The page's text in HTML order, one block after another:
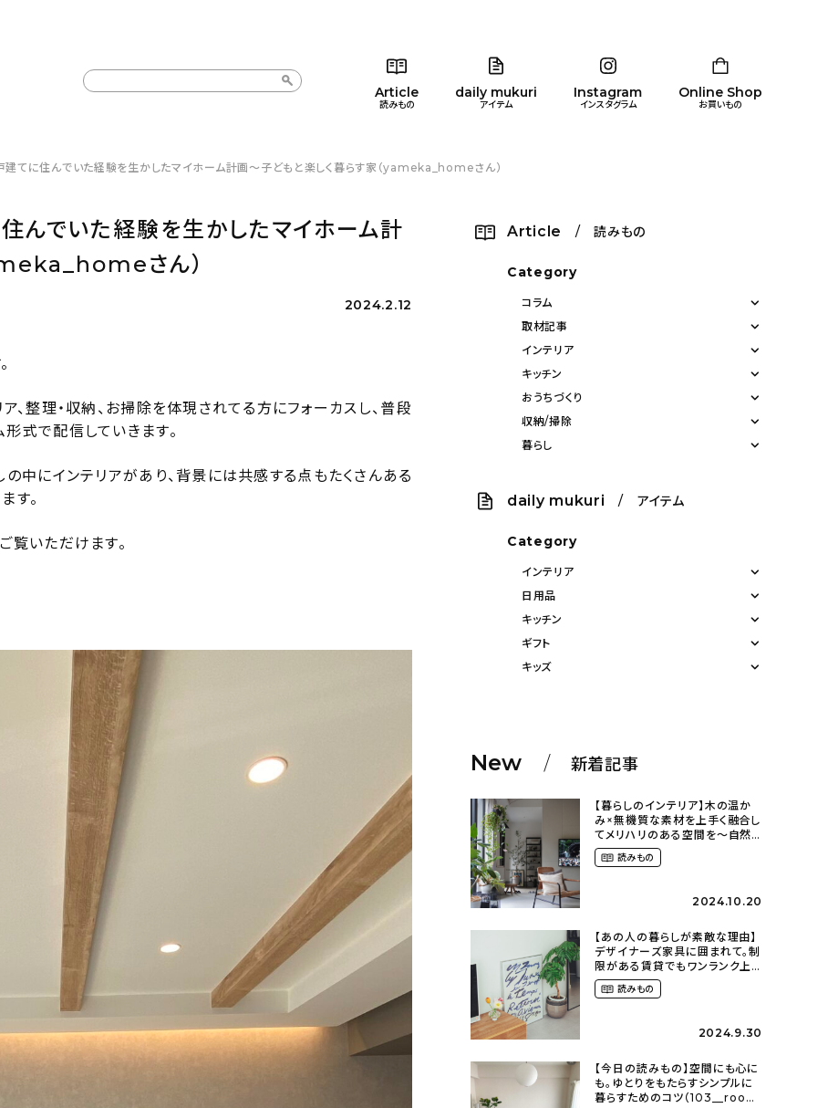
Article
読みもの
daily mukuri
アイテム
Instagram
インスタグラム
Online Shop
お買いもの
カテゴリー一覧 コラム
カテゴリー一覧 インテリア
戸建てに住んでいた経験を生かしたマイホーム計画〜子どもと楽しく暮らす家（yameka_homeさん）
住んでいた経験を生かしたマイホーム計
さん）
2024.2.12
、整理・収納、お掃除を体現されてる方にフォーカスし、普段
式で配信していきます。
の中にインテリアがあり、背景には共感する点もたくさんある
す。
覧いただけます。
Article / 読みもの
Category
コラム
取材記事
インテリア
キッチン
おうちづくり
収納/掃除
暮らし
daily mukuri / アイテム
Category
インテリア
日用品
キッチン
ギフト
キッズ
New 新着記事
【暮らしのインテリア】木の温か
み×無機質な素材を上手く融合し
てメリハリのある空間を〜自然
に囲まれて暮らす（ki_no_ieさ
ん） 読みもの
2024.10.20
【あの人の暮らしが素敵な理由】
デザイナーズ家具に囲まれて。制
限がある賃貸でもワンランク上
のお部屋に〜狭くても好きな暮
らしのこと（_____chika708さ
読みもの
2024.9.30
【今日の読みもの】空間にも心に
も。ゆとりをもたらすシンプルに
暮らすためのコツ（103__room